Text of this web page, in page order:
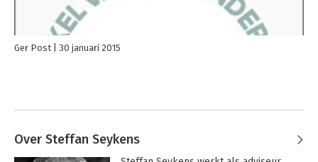
Ger Post 30 januari 2015
Over Steffan Seykens